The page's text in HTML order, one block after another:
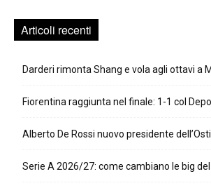
Articoli recenti
Darderi rimonta Shang e vola agli ottavi a
Fiorentina raggiunta nel finale: 1-1 col
Alberto De Rossi nuovo presidente
Serie A 2026/27: come cambiano le big